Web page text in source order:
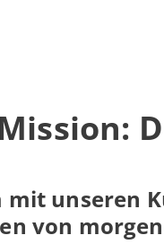
mit unseren
von